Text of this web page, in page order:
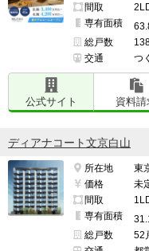
間取
専有面積
総戸数
交通
つ
公式サイト 資料請
ディアナコート文京白山
所在地
東
価格
未
間取
専有面積
総戸数
52